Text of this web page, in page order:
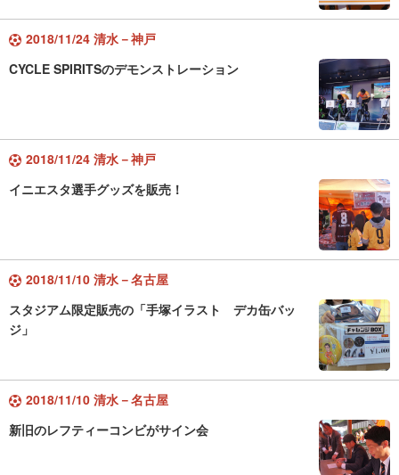
2018/11/24 清水－神戸
CYCLE SPIRITSのデモンストレーション
2018/11/24 清水－神戸
イニエスタ選手グッズを販売！
2018/11/10 清水－名古屋
スタジアム限定販売の「手塚イラスト デカ缶バッ
ジ」
2018/11/10 清水－名古屋
新旧のレフティーコンビがサイン会